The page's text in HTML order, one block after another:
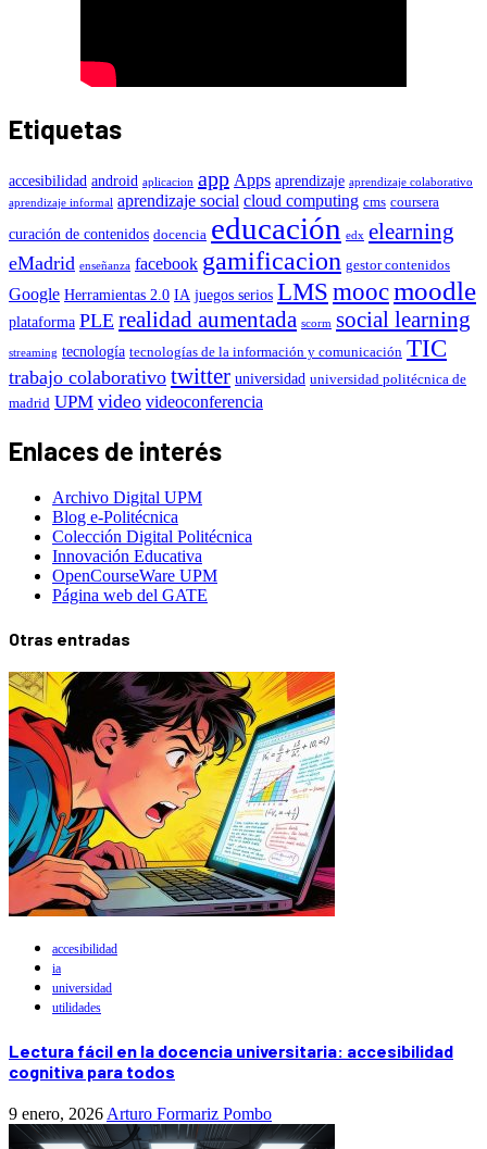
Etiquetas
accesibilidad android aplicacion app Apps aprendizaje aprendizaje colaborativo
aprendizaje informal aprendizaje social cloud computing cms coursera
curación de contenidos docencia educación edx elearning
eMadrid enseñanza facebook gamificacion gestor contenidos
Google Herramientas 2.0 IA juegos serios LMS moocmoodle
plataforma PLE realidad aumentada scorm social learning
streaming tecnología tecnologías de la información y comunicación TIC
trabajo colaborativo twitter universidad universidad politécnica de
madrid UPM video videoconferencia
Enlaces de interés
Archivo Digital UPM
Blog e-Politécnica
Colección Digital Politécnica
Innovación Educativa
OpenCourseWare UPM
Página web del GATE
Otras entradas
accesibilidad
ia
universidad
utilidades
Lectura fácil en la docencia universitaria: accesibilidad
cognitiva para todos
9 enero, 2026 Arturo Formariz Pombo